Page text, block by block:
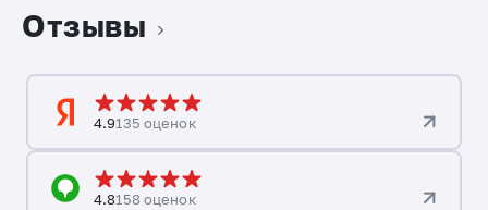
Отзывы
4.9135 оценок
4.8158 оценок